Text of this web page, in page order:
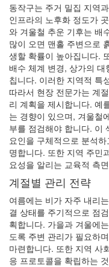
동작구는 주거 밀집 지역
인프라의 노후화 정도가
와 겨울철 추운 기후는 배
많이 오면 맨홀 주변으로
생할 확률이 높아집니다.
배수 체계 변경, 상가의
칩니다. 이러한 지역적 특
따라서 현장 전문가는 계
리 계획을 제시합니다. 예
는 경향이 있으며, 겨울철
부를 점검해야 합니다. 이
요인을 구체적으로 분석
명합니다. 또한 지역 주민
요성을 알리는 교육적 측
계절별 관리 전략
여름에는 비가 자주 내리
결 상태를 주기적으로 점
획합니다. 가을과 겨울에
도록 주변 관리가 필요하
마련합니다. 또한 지역 사
응 프로토콜을 확립하는